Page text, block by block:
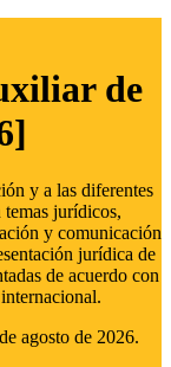
de
y a las diferentes
jurídicos,
y comunicación
jurídica de
de acuerdo con
agosto de 2026.